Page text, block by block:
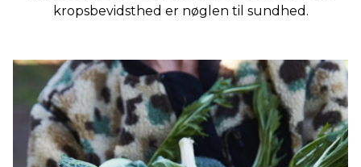
kropsbevidsthed er nøglen til sundhed.